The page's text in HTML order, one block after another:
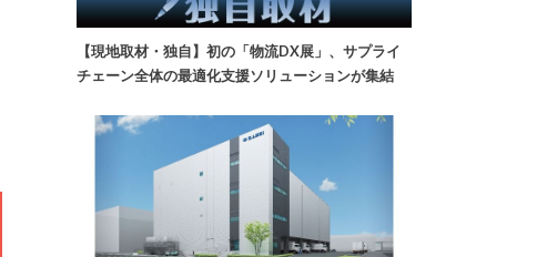
【現地取材・独自】初の「物流DX展」、サプライ
チェーン全体の最適化支援ソリューションが集結